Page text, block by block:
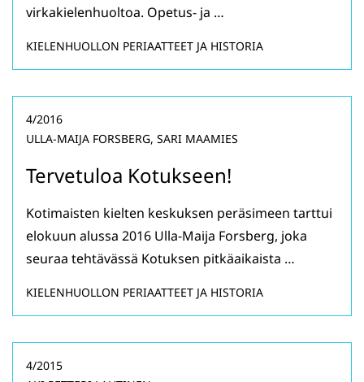
virkakielenhuoltoa. Opetus- ja …
KIELENHUOLLON PERIAATTEET JA HISTORIA
Tervetuloa Kotukseen!
4/2016
ULLA-MAIJA FORSBERG, SARI MAAMIES
Kotimaisten kielten keskuksen peräsimeen tarttui
elokuun alussa 2016 Ulla-Maija Forsberg, joka
seuraa tehtävässä Kotuksen pitkäaikaista …
KIELENHUOLLON PERIAATTEET JA HISTORIA
4/2015